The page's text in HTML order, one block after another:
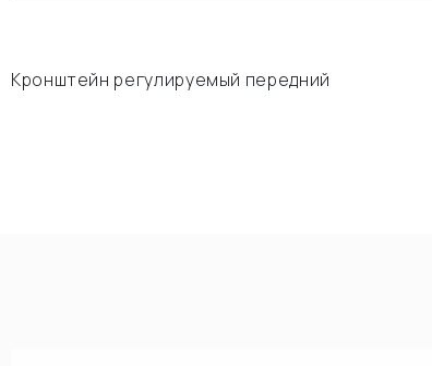
Кронштейн регулируемый передний